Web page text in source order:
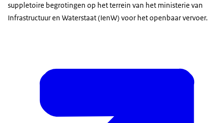
suppletoire begrotingen op het terrein van het ministerie van
Infrastructuur en Waterstaat (IenW) voor het openbaar vervoer.